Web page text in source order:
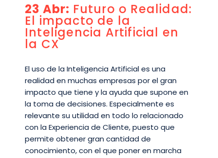
23 Abr: Futuro o Realidad:
El impacto de la
Inteligencia Artificial en
la CX
El uso de la Inteligencia Artificial es una
realidad en muchas empresas por el gran
impacto que tiene y la ayuda que supone en
la toma de decisiones. Especialmente es
relevante su utilidad en todo lo relacionado
con la Experiencia de Cliente, puesto que
permite obtener gran cantidad de
conocimiento, con el que poner en marcha